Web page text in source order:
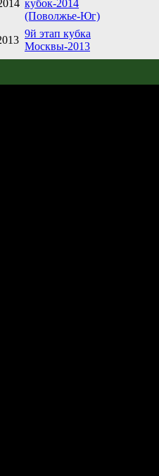
кубок-2014
(Поволжье-Юг)
9й этап кубка
Москвы-2013